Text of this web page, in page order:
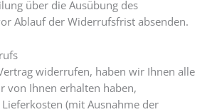
über die Ausübung des
Ablauf der Widerrufsfrist absenden.
widerrufen, haben wir Ihnen alle
von Ihnen erhalten haben,
(mit Ausnahme der